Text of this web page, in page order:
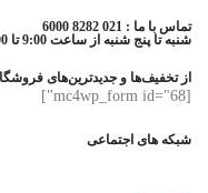
تماس با ما : 021 8282 6000
شنبه تا پنج شنبه از ساعت 9:00 تا 24:00
از تخفیف‌ها و جدیدترین‌های
[mc4wp_form id="68"]
شبکه های اجتماعی